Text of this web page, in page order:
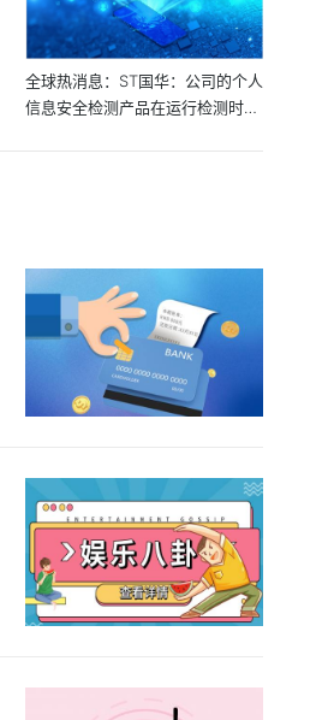
全球热消息：ST国华：公司的个人
信息安全检测产品在运行检测时应